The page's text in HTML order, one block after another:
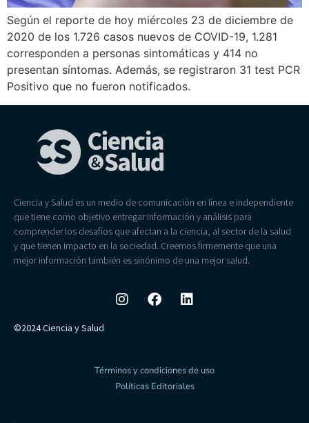
Según el reporte de hoy miércoles 23 de diciembre de
2020 de los 1.726 casos nuevos de COVID-19, 1.281
corresponden a personas sintomáticas y 414 no
presentan síntomas. Además, se registraron 31 test PCR
Positivo que no fueron notificados.
Ciencia y Salud es un medio de comunicación en línea e independiente
que tiene como objetivo entregar información y análisis para
comprender los desafíos que afectan a la ciencia, al sector de la salud
y que tienen impacto en la sociedad. Creemos firmemente que una
mejor información también es sinónimo de una mejor salud.
©2024 Ciencia y Salud
Términos y condiciones de uso
Políticas Editoriales